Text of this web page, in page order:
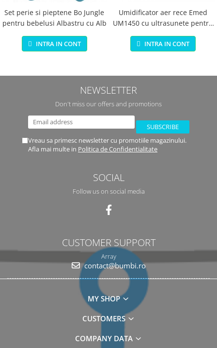
Set perie si pieptene Bo Jungle
pentru bebelusi Albastru cu Alb
INTRA IN CONT
Umidificator aer rece Emed
UM1450 cu ultrasunete pentru
copii si adulti
INTRA IN CONT
NEWSLETTER
Don't miss our offers and promotions
Vreau sa primesc newsletter cu promotiile magazinului.
Afla mai multe in Politica de Confidentialitate
SOCIAL
Follow us on social media
CUSTOMER SUPPORT
Array
contact@bumbi.ro
MY SHOP
CUSTOMERS
COMPANY DATA